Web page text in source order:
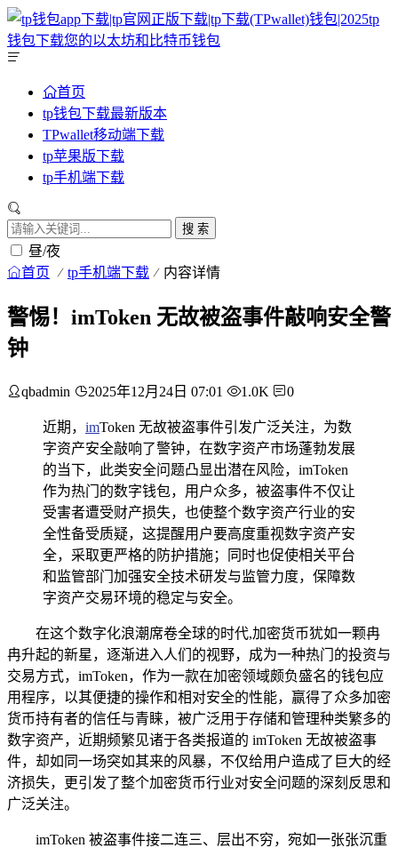
首页
tp钱包下载最新版本
TPwallet移动端下载
tp苹果版下载
tp手机端下载
搜 索
昼/夜
首页 tp手机端下载 内容详情
警惕！imToken 无故被盗事件敲响安全警
钟
qbadmin 2025年12月24日 07:01 1.0K 0
近期， imToken 无故被盗事件引发广泛关注，为数
字资产安全敲响了警钟，在数字资产市场蓬勃发展
的当下，此类安全问题凸显出潜在风险，imToken
作为热门的数字钱包，用户众多，被盗事件不仅让
受害者遭受财产损失，也使整个数字资产行业的安
全性备受质疑，这提醒用户要高度重视数字资产安
全，采取更严格的防护措施；同时也促使相关平台
和监管部门加强安全技术研发与监管力度，保障数
字资产交易环境的稳定与安全。
在这个数字化浪潮席卷全球的时代,加密货币犹如一颗冉
冉升起的新星，逐渐进入人们的视野，成为一种热门的投资与
交易方式，imToken，作为一款在加密领域颇负盛名的钱包应
用程序，以其便捷的操作和相对安全的性能，赢得了众多加密
货币持有者的信任与青睐，被广泛用于存储和管理种类繁多的
数字资产，近期频繁见诸于各类报道的 imToken 无故被盗事
件，却如同一场突如其来的风暴，不仅给用户造成了巨大的经
济损失，更引发了整个加密货币行业对安全问题的深刻反思和
广泛关注。
imToken 被盗事件接二连三、层出不穷，宛如一张张沉重